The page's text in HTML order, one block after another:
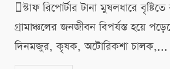
স্টাফ রিপোর্টার টানা মুষলধারে
গ্রামাঞ্চলের জনজীবন বিপর্যস্ত হয়ে
দিনমজুর, কৃষক, অটোরিকশা চালক,...